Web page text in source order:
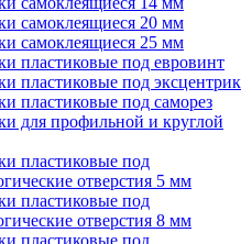
самоклеящиеся 20 мм
самоклеящиеся 25 мм
пластиковые под евровинт
пластиковые под эксцентрик
пластиковые под саморез
для профильной и круглой
пластиковые под
отверстия 5 мм
пластиковые под
отверстия 8 мм
пластиковые под